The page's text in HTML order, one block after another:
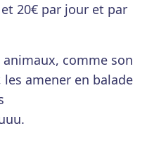
20€ par jour et par
animaux, comme son
amener en balade